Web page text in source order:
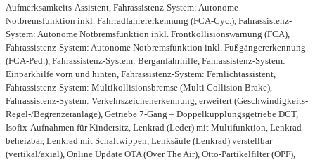
Aufmerksamkeits-Assistent, Fahrassistenz-System: Autonome
Notbremsfunktion inkl. Fahrradfahrererkennung (FCA-Cyc.), Fahrassistenz-
System: Autonome Notbremsfunktion inkl. Frontkollisionswarnung (FCA),
Fahrassistenz-System: Autonome Notbremsfunktion inkl. Fußgängererkennung
(FCA-Ped.), Fahrassistenz-System: Berganfahrhilfe, Fahrassistenz-System:
Einparkhilfe vorn und hinten, Fahrassistenz-System: Fernlichtassistent,
Fahrassistenz-System: Multikollisionsbremse (Multi Collision Brake),
Fahrassistenz-System: Verkehrszeichenerkennung, erweitert (Geschwindigkeits-
Regel-/Begrenzeranlage), Getriebe 7-Gang – Doppelkupplungsgetriebe DCT,
Isofix-Aufnahmen für Kindersitz, Lenkrad (Leder) mit Multifunktion, Lenkrad
beheizbar, Lenkrad mit Schaltwippen, Lenksäule (Lenkrad) verstellbar
(vertikal/axial), Online Update OTA (Over The Air), Otto-Partikelfilter (OPF),